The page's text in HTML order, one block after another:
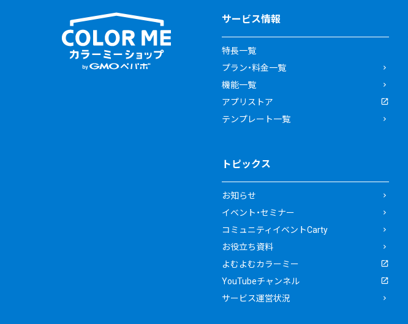
サービス情報
特長一覧
プラン・料金一覧
機能一覧
アプリストア
テンプレート一覧
トピックス
お知らせ
イベント・セミナー
コミュニティイベントCarty
お役立ち資料
よむよむカラーミー
YouTubeチャンネル
サービス運営状況